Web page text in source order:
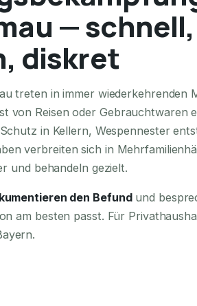
— schnell,
diskret
treten in immer wiederkehrenden
von Reisen oder Gebrauchtwaren
in Kellern, Wespennester
verbreiten sich in
und behandeln gezielt.
den Befundund
am besten passt. Für